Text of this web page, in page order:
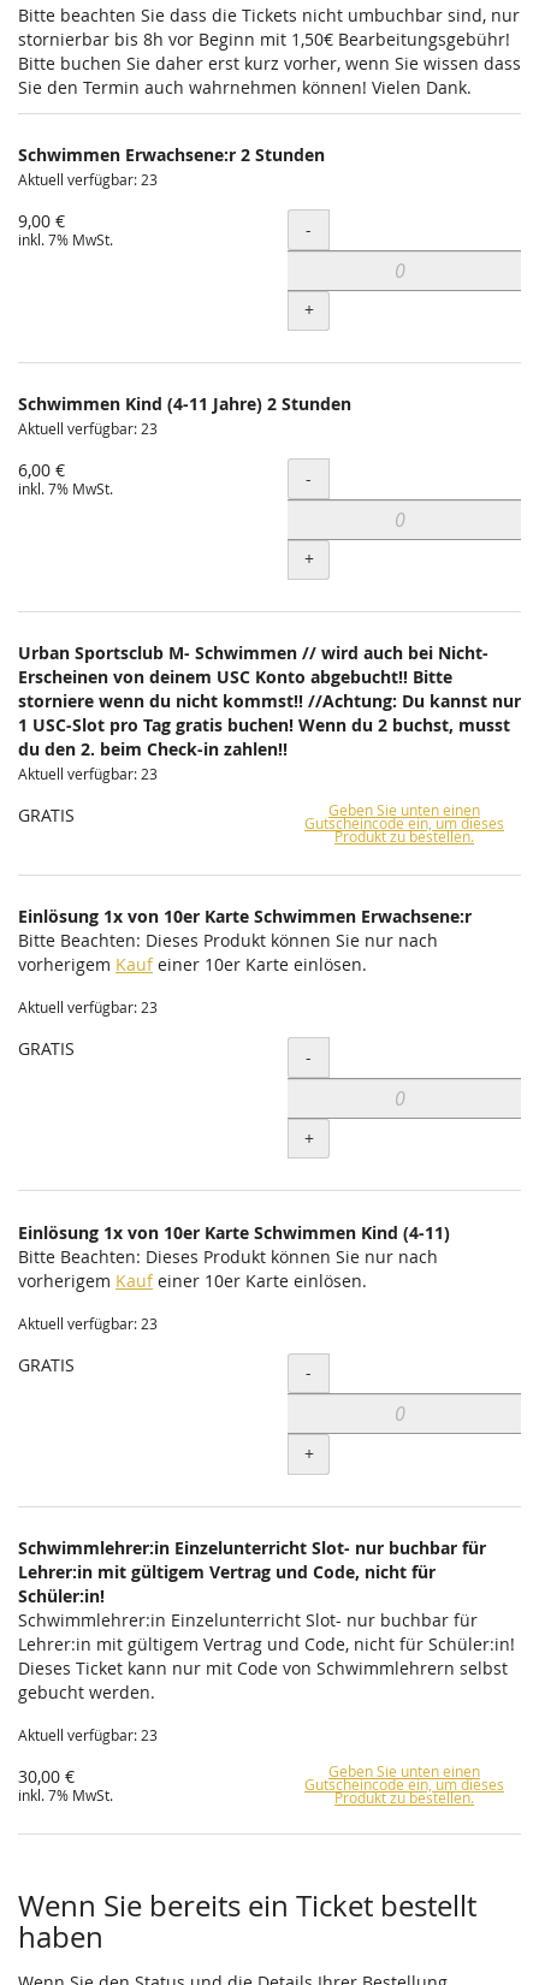
Bitte beachten Sie dass die Tickets nicht umbuchbar sind, nur
stornierbar bis 8h vor Beginn mit 1,50€ Bearbeitungsgebühr!
Bitte buchen Sie daher erst kurz vorher, wenn Sie wissen dass
Sie den Termin auch wahrnehmen können! Vielen Dank.
Schwimmen Erwachsene:r 2 Stunden
Aktuell verfügbar: 23
9,00 €
inkl. 7% MwSt. Menge
-
+
Schwimmen Kind (4-11 Jahre) 2 Stunden
Aktuell verfügbar: 23
6,00 €
inkl. 7% MwSt. Menge
-
+
Urban Sportsclub M- Schwimmen // wird auch bei Nicht-
Erscheinen von deinem USC Konto abgebucht!! Bitte
storniere wenn du nicht kommst!! //Achtung: Du kannst nur
1 USC-Slot pro Tag gratis buchen! Wenn du 2 buchst, musst
du den 2. beim Check-in zahlen!!
Aktuell verfügbar: 23
GRATIS Geben Sie unten einen
Gutscheincode ein, um dieses
Produkt zu bestellen.
Einlösung 1x von 10er Karte Schwimmen Erwachsene:r
Bitte Beachten: Dieses Produkt können Sie nur nach
vorherigem Kaufeiner 10er Karte einlösen.
Aktuell verfügbar: 23
GRATIS Menge
-
+
Einlösung 1x von 10er Karte Schwimmen Kind (4-11)
Bitte Beachten: Dieses Produkt können Sie nur nach
vorherigem Kaufeiner 10er Karte einlösen.
Aktuell verfügbar: 23
GRATIS Menge
-
+
Schwimmlehrer:in Einzelunterricht Slot- nur buchbar für
Lehrer:in mit gültigem Vertrag und Code, nicht für
Schüler:in!
Schwimmlehrer:in Einzelunterricht Slot- nur buchbar für
Lehrer:in mit gültigem Vertrag und Code, nicht für Schüler:in!
Dieses Ticket kann nur mit Code von Schwimmlehrern selbst
gebucht werden.
Aktuell verfügbar: 23
30,00 €
inkl. 7% MwSt.
Geben Sie unten einen
Gutscheincode ein, um dieses
Produkt zu bestellen.
Wenn Sie bereits ein Ticket bestellt
haben